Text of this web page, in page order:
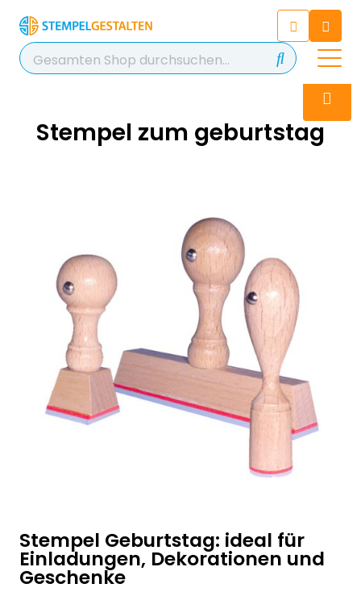
Chatten Sie 24/7 mit unserem
hilfreichen Chatbot
Kontakt
Stempel zum geburtstag
Stempel Geburtstag: ideal für
Einladungen, Dekorationen und
Geschenke